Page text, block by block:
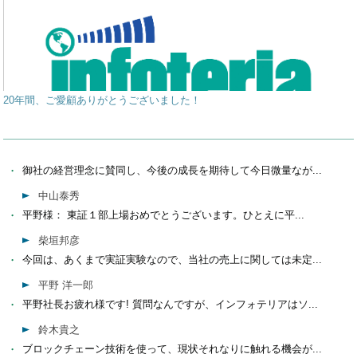
20年間、ご愛顧ありがとうございました！
御社の経営理念に賛同し、今後の成長を期待して今日微量なが...
中山泰秀
平野様： 東証１部上場おめでとうございます。ひとえに平...
柴垣邦彦
今回は、あくまで実証実験なので、当社の売上に関しては未定...
平野 洋一郎
平野社長お疲れ様です! 質問なんですが、インフォテリアはソ...
鈴木貴之
ブロックチェーン技術を使って、現状それなりに触れる機会が...